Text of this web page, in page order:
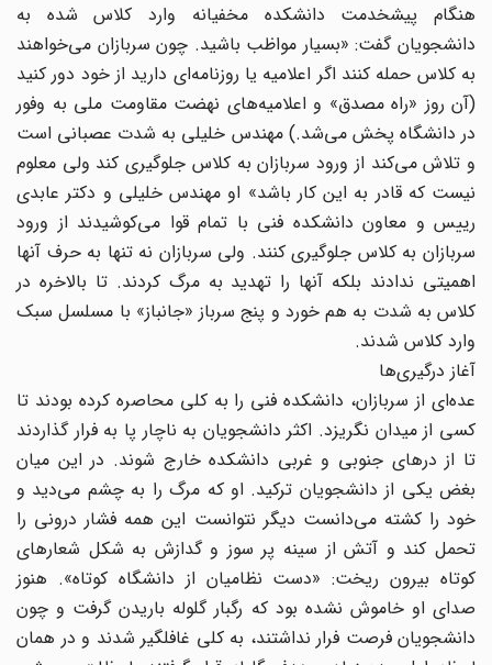
هنگام پیشخدمت دانشکده مخفیانه وارد کلاس شده به
دانشجویان گفت: «بسیار مواظب باشید. چون سربازان می‌خواهند
به کلاس حمله کنند اگر اعلامیه یا روزنامه‌ای دارید از خود دور کنید
(آن روز «راه مصدق» و اعلامیه‏‌های نهضت مقاومت ملی به وفور
در دانشگاه پخش می‌شد.) مهندس خلیلی به شدت عصبانی است
و تلاش می‌کند از ورود سربازان به کلاس جلوگیری کند ولی معلوم
نیست که قادر به این کار باشد» او مهندس خلیلی و دکتر عابدی
رییس و معاون دانشکده فنی با تمام قوا می‌کوشیدند از ورود
سربازان به کلاس جلوگیری کنند. ولی سربازان نه تنها به حرف آنها
اهمیتی ندادند بلکه آنها را تهدید به مرگ کردند. تا بالاخره در
کلاس به شدت به هم خورد و پنج سرباز «جانباز» با مسلسل سبک
وارد کلاس شدند.
آغاز درگیری‌ها
عده‌ای از سربازان، دانشکده فنی را به کلی محاصره کرده بودند تا
کسی از میدان نگریزد. اکثر دانشجویان به ناچار پا به فرار گذاردند
تا از درهای جنوبی و غربی دانشکده خارج شوند. در این میان
بغض یکی از دانشجویان ترکید. او که مرگ را به چشم می‌دید و
خود را کشته می‌دانست دیگر نتوانست این همه فشار درونی را
تحمل کند و آتش از سینه پر سوز و گدازش به شکل شعارهای
کوتاه بیرون ریخت: «دست نظامیان از دانشگاه کوتاه». هنوز
صدای او خاموش نشده بود که رگبار گلوله باریدن گرفت و چون
دانشجویان فرصت فرار نداشتند، به کلی غافلگیر شدند و در‌‌ همان